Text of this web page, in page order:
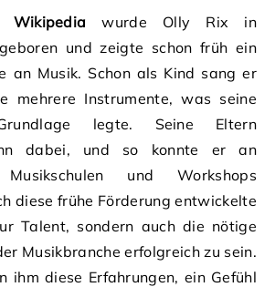
wurde Olly Rix in
und zeigte schon früh ein
an Musik. Schon als Kind sang er
mehrere Instrumente, was seine
legte. Seine Eltern
dabei, und so konnte er an
Musikschulen und Workshops
diese frühe Förderung entwickelte
Talent, sondern auch die nötige
Musikbranche erfolgreich zu sein.
ihm diese Erfahrungen, ein Gefühl